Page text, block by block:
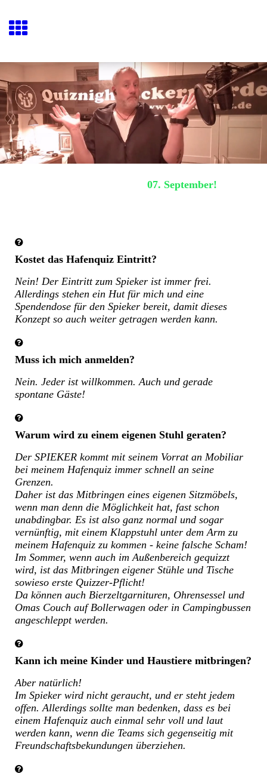
07. September!
Kostet das Hafenquiz Eintritt?
Nein! Der Eintritt zum Spieker ist immer frei.
Allerdings stehen ein Hut für mich und eine
Spendendose für den Spieker bereit, damit dieses
Konzept so auch weiter getragen werden kann.
Muss ich mich anmelden?
Nein. Jeder ist willkommen. Auch und gerade
spontane Gäste!
Warum wird zu einem eigenen Stuhl geraten?
Der SPIEKER kommt mit seinem Vorrat an Mobiliar
bei meinem Hafenquiz immer schnell an seine
Grenzen.
Daher ist das Mitbringen eines eigenen Sitzmöbels,
wenn man denn die Möglichkeit hat, fast schon
unabdingbar. Es ist also ganz normal und sogar
vernünftig, mit einem Klappstuhl unter dem Arm zu
meinem Hafenquiz zu kommen - keine falsche Scham!
Im Sommer, wenn auch im Außenbereich gequizzt
wird, ist das Mitbringen eigener Stühle und Tische
sowieso erste Quizzer-Pflicht!
Da können auch Bierzeltgarnituren, Ohrensessel und
Omas Couch auf Bollerwagen oder in Campingbussen
angeschleppt werden.
Kann ich meine Kinder und Haustiere mitbringen?
Aber natürlich!
Im Spieker wird nicht geraucht, und er steht jedem
offen. Allerdings sollte man bedenken, dass es bei
einem Hafenquiz auch einmal sehr voll und laut
werden kann, wenn die Teams sich gegenseitig mit
Freundschaftsbekundungen überziehen.